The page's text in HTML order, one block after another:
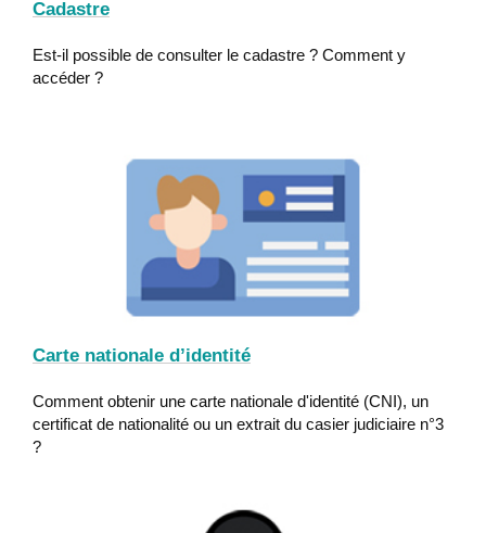
Cadastre
Est-il possible de consulter le cadastre ? Comment y
accéder ?
Carte nationale d’identité
Comment obtenir une carte nationale d'identité (CNI), un
certificat de nationalité ou un extrait du casier judiciaire n°3
?